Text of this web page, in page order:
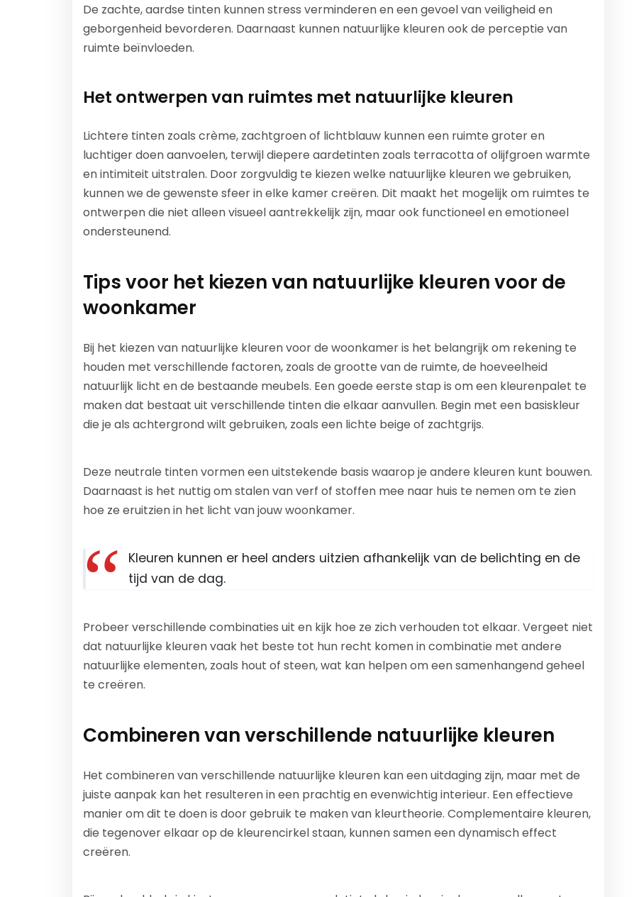
De zachte, aardse tinten kunnen stress verminderen en een gevoel van veiligheid en
geborgenheid bevorderen. Daarnaast kunnen natuurlijke kleuren ook de perceptie van
ruimte beïnvloeden.
Het ontwerpen van ruimtes met natuurlijke kleuren
Lichtere tinten zoals crème, zachtgroen of lichtblauw kunnen een ruimte groter en
luchtiger doen aanvoelen, terwijl diepere aardetinten zoals terracotta of olijfgroen warmte
en intimiteit uitstralen. Door zorgvuldig te kiezen welke natuurlijke kleuren we gebruiken,
kunnen we de gewenste sfeer in elke kamer creëren. Dit maakt het mogelijk om ruimtes te
ontwerpen die niet alleen visueel aantrekkelijk zijn, maar ook functioneel en emotioneel
ondersteunend.
Tips voor het kiezen van natuurlijke kleuren voor de
woonkamer
Bij het kiezen van natuurlijke kleuren voor de woonkamer is het belangrijk om rekening te
houden met verschillende factoren, zoals de grootte van de ruimte, de hoeveelheid
natuurlijk licht en de bestaande meubels. Een goede eerste stap is om een kleurenpalet te
maken dat bestaat uit verschillende tinten die elkaar aanvullen. Begin met een basiskleur
die je als achtergrond wilt gebruiken, zoals een lichte beige of zachtgrijs.
Deze neutrale tinten vormen een uitstekende basis waarop je andere kleuren kunt bouwen.
Daarnaast is het nuttig om stalen van verf of stoffen mee naar huis te nemen om te zien
hoe ze eruitzien in het licht van jouw woonkamer.
Kleuren kunnen er heel anders uitzien afhankelijk van de belichting en de
tijd van de dag.
Probeer verschillende combinaties uit en kijk hoe ze zich verhouden tot elkaar. Vergeet niet
dat natuurlijke kleuren vaak het beste tot hun recht komen in combinatie met andere
natuurlijke elementen, zoals hout of steen, wat kan helpen om een samenhangend geheel
te creëren.
Combineren van verschillende natuurlijke kleuren
Het combineren van verschillende natuurlijke kleuren kan een uitdaging zijn, maar met de
juiste aanpak kan het resulteren in een prachtig en evenwichtig interieur. Een effectieve
manier om dit te doen is door gebruik te maken van kleurtheorie. Complementaire kleuren,
die tegenover elkaar op de kleurencirkel staan, kunnen samen een dynamisch effect
creëren.